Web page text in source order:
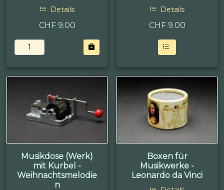
Details
CHF 9.00
Details
CHF 9.00
Musikdose (Werk)
mit Kurbel -
Weihnachtsmelodie
n
Boxen für
Musikwerke -
Leonardo da Vinci